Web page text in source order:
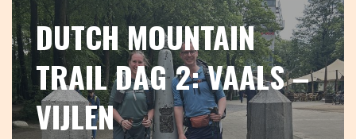
DUTCH MOUNTAIN
TRAIL DAG 2: VAALS –
VIJLEN